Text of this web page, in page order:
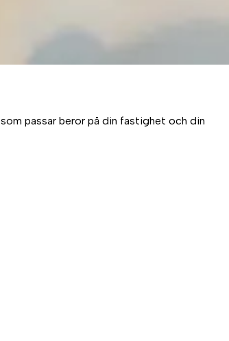
passar beror på din fastighet och din